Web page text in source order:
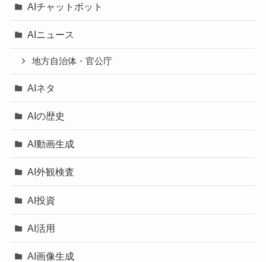
AIチャットボット
AIニュース
地方自治体・官公庁
AIネタ
AIの歴史
AI動画生成
AI外観検査
AI投資
AI活用
AI画像生成